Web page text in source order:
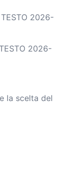
TESTO 2026-
2026-
la scelta del